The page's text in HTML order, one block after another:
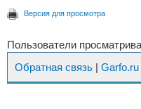
Версия для просмотра
Пользователи
Обратная связь | Garfo.ru